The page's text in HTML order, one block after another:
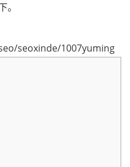
seoxinde/1007yuming